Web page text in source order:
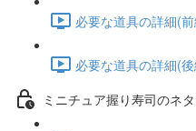
必要な道具の詳細(
必要な道具の詳細(
ミニチュア握り寿司のネ